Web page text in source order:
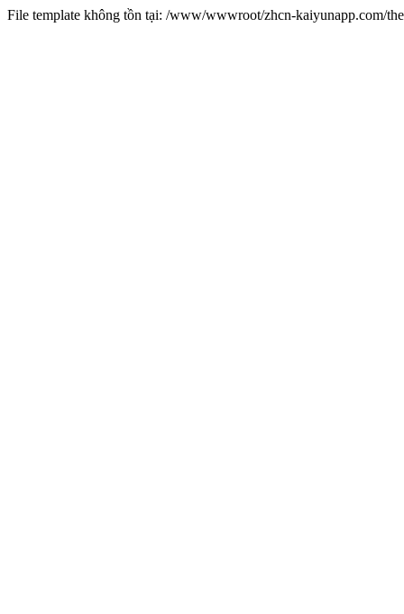
File template không tồn tại: /www/wwwroot/zhcn-kaiyunapp.com/